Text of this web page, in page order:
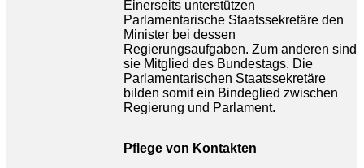
Einerseits unterstützen
Parlamentarische Staatssekretäre den
Minister bei dessen
Regierungsaufgaben. Zum anderen sind
sie Mitglied des Bundestags. Die
Parlamentarischen Staatssekretäre
bilden somit ein Bindeglied zwischen
Regierung und Parlament.
Pflege von Kontakten